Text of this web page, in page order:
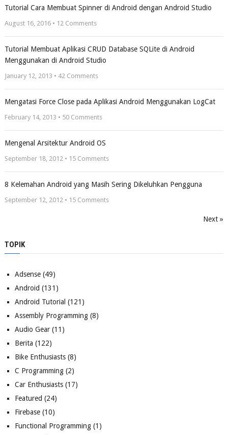
Tutorial Cara Membuat Spinner di Android dengan Android Studio
August 16, 2016 • 12Comments
Tutorial Membuat Aplikasi CRUD Database SQLite di Android
Menggunakan di Android Studio
January 12, 2013 • 42Comments
Mengatasi Force Close pada Aplikasi Android Menggunakan LogCat
February 14, 2013 • 50Comments
Mengenal Arsitektur Android OS
September 18, 2012 • 15Comments
8 Kelemahan Android yang Masih Sering Dikeluhkan Pengguna
September 12, 2012 • 15Comments
Next »
TOPIK
Adsense(49)
Android (131)
Android Tutorial (121)
Assembly Programming(8)
Audio Gear(11)
Berita (122)
Bike Enthusiasts(8)
C Programming(2)
Car Enthusiasts(17)
Featured (24)
Firebase(10)
Functional Programming(1)